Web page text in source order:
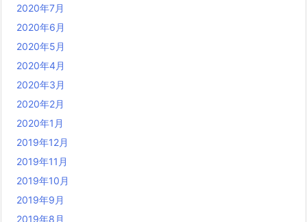
2020年7月
2020年6月
2020年5月
2020年4月
2020年3月
2020年2月
2020年1月
2019年12月
2019年11月
2019年10月
2019年9月
2019年8月